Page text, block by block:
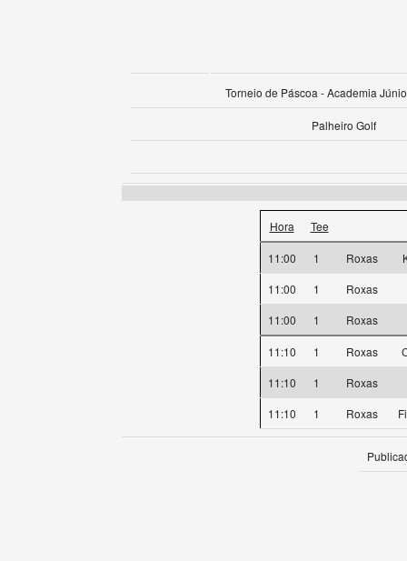
Torneio de Páscoa - Academia
Palheiro Golf
Hora Tee
11:00 1 Roxas
11:00
1
Roxas
11:00
1 Roxas
11:10 1 Roxas
11:10
1
Roxas
11:10
1 Roxas